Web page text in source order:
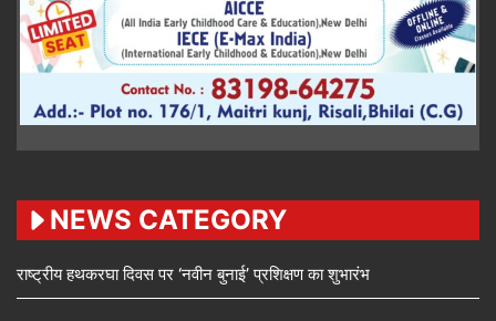
NEWS CATEGORY
राष्ट्रीय हथकरघा दिवस पर ‘नवीन बुनाई’ प्रशिक्षण का शुभारंभ